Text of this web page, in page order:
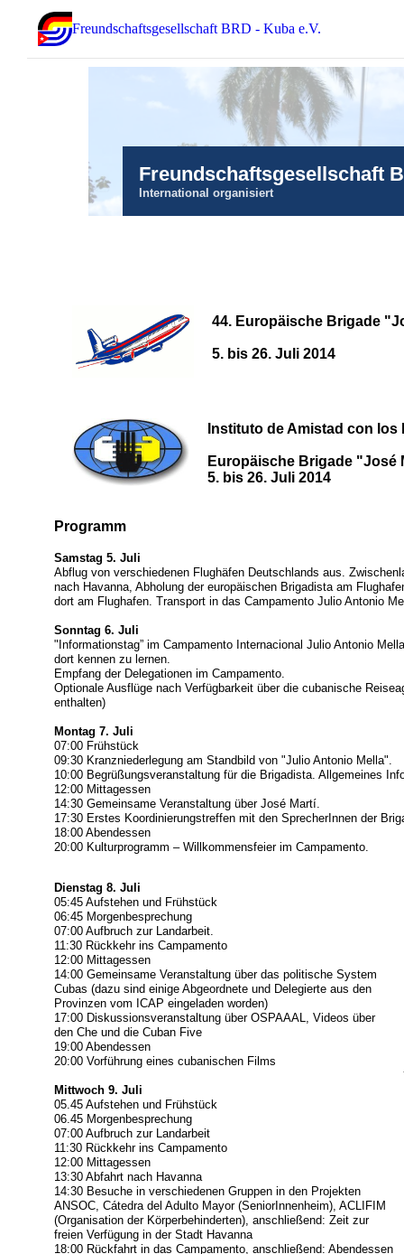
Freundschaftsgesellschaft BRD - Kuba e.V.
Freundschaftsgesellschaft
International organisiert
44. Europäische Brigade
5. bis 26. Juli 2014
Instituto de Amistad con los
Europäische Brigade "José
5. bis 26. Juli 2014
Programm
Samstag 5. Juli
Abflug von verschiedenen Flughäfen Deutschlands aus.
nach Havanna, Abholung der europäischen Brigadista am
dort am Flughafen. Transport in das Campamento Julio Antonio
Sonntag 6. Juli
"Informationstag” im Campamento Internacional Julio Antonio
dort kennen zu lernen.
Empfang der Delegationen im Campamento.
Optionale Ausflüge nach Verfügbarkeit über die cubanische
enthalten)
Montag 7. Juli
07:00 Frühstück
09:30 Kranzniederlegung am Standbild von "Julio Antonio Mella".
10:00 Begrüßungsveranstaltung für die Brigadista. Allgemeines
12:00 Mittagessen
14:30 Gemeinsame Veranstaltung über José Martí.
17:30 Erstes Koordinierungstreffen mit den SprecherInnen der
18:00 Abendessen
20:00 Kulturprogramm – Willkommensfeier im Campamento.
Dienstag 8. Juli
05:45 Aufstehen und Frühstück
06:45 Morgenbesprechung
07:00 Aufbruch zur Landarbeit.
11:30 Rückkehr ins Campamento
12:00 Mittagessen
14:00 Gemeinsame Veranstaltung über das politische System
Cubas (dazu sind einige Abgeordnete und Delegierte aus den
Provinzen vom ICAP eingeladen worden)
17:00 Diskussionsveranstaltung über OSPAAAL, Videos über
den Che und die Cuban Five
19:00 Abendessen
20:00 Vorführung eines cubanischen Films
Mittwoch 9. Juli
05.45 Aufstehen und Frühstück
06.45 Morgenbesprechung
07:00 Aufbruch zur Landarbeit
11:30 Rückkehr ins Campamento
12:00 Mittagessen
13:30 Abfahrt nach Havanna
14:30 Besuche in verschiedenen Gruppen in den Projekten
ANSOC, Cátedra del Adulto Mayor (SeniorInnenheim), ACLIFIM
(Organisation der Körperbehinderten), anschließend: Zeit zur
freien Verfügung in der Stadt Havanna
18:00 Rückfahrt in das Campamento, anschließend: Abendessen